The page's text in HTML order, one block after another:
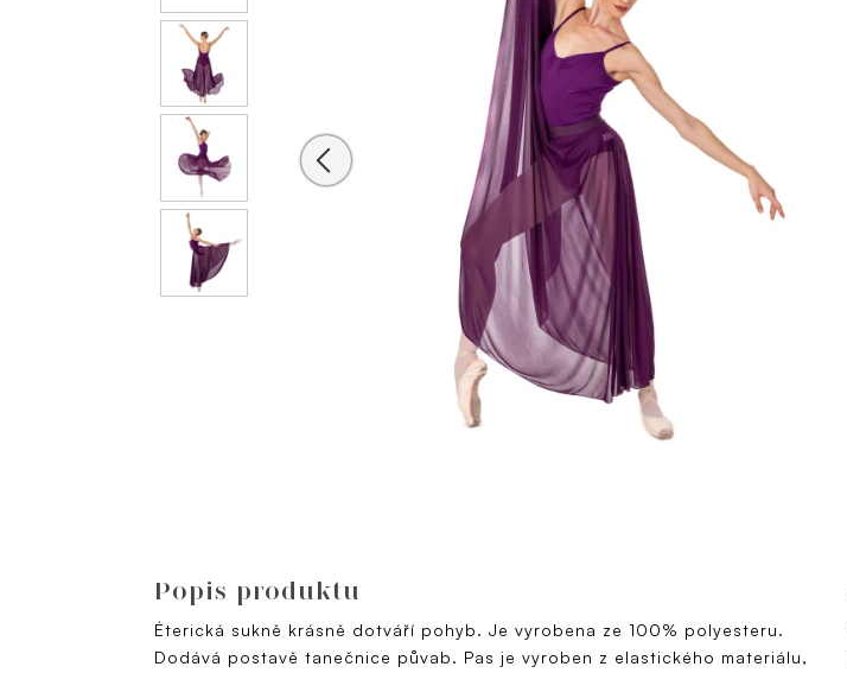
Popis produktu
Éterická sukně krásně dotváří pohyb. Je vyrobena ze 100% polyesteru.
Dodává postavě tanečnice půvab. Pas je vyroben z elastického materiálu,